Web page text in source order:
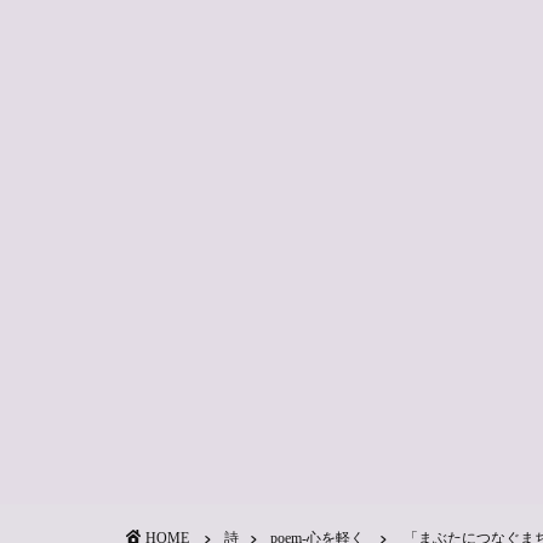
HOME 詩 poem-心を軽く 「まぶたにつなぐま